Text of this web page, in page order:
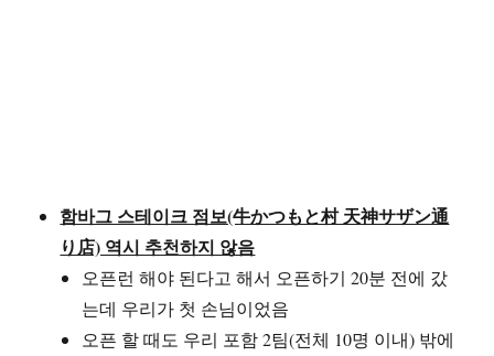
함바그 스테이크 점보(牛かつもと村 天神サザン通
り店) 역시 추천하지 않음
오픈런 해야 된다고 해서 오픈하기 20분 전에 갔
는데 우리가 첫 손님이었음
오픈 할 때도 우리 포함 2팀(전체 10명 이내) 밖에